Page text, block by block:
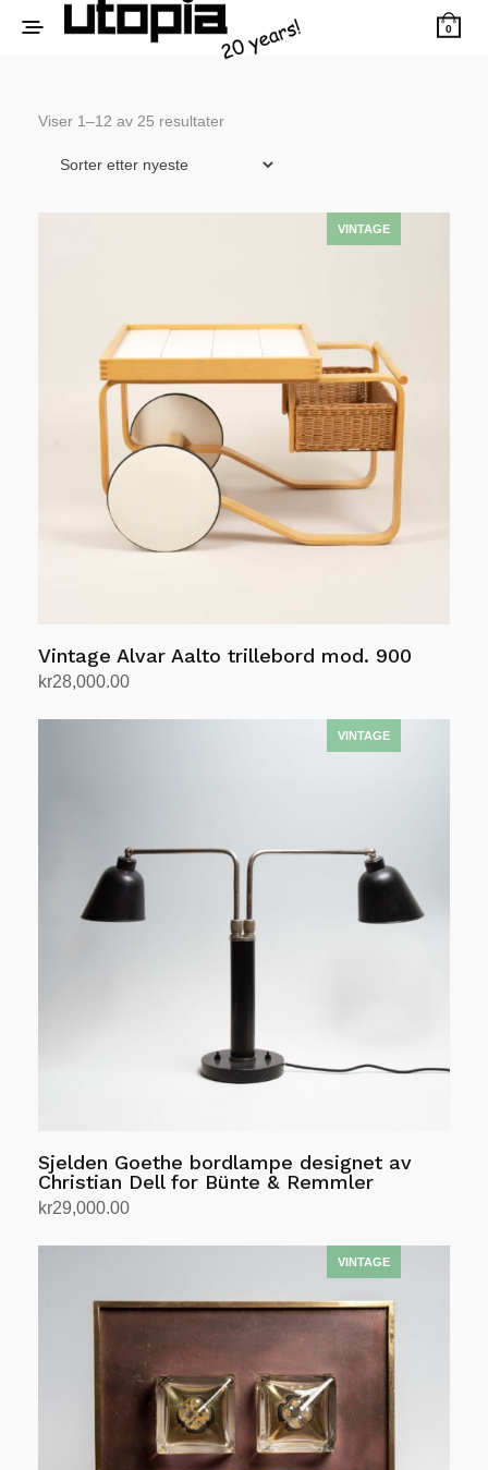
0
Viser 1–12 av 25 resultaterSortert
Vintage Alvar Aalto trillebord mod. 900
kr28,000.00
Sjelden Goethe bordlampe designet av
Christian Dell for Bünte & Remmler
kr29,000.00